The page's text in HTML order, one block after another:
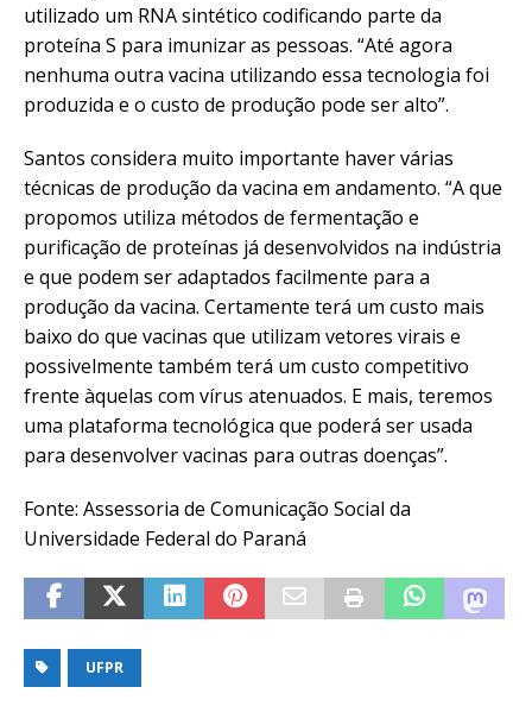
utilizado um RNA sintético codificando parte da
proteína S para imunizar as pessoas. “Até agora
nenhuma outra vacina utilizando essa tecnologia foi
produzida e o custo de produção pode ser alto”.
Santos considera muito importante haver várias
técnicas de produção da vacina em andamento. “A que
propomos utiliza métodos de fermentação e
purificação de proteínas já desenvolvidos na indústria
e que podem ser adaptados facilmente para a
produção da vacina. Certamente terá um custo mais
baixo do que vacinas que utilizam vetores virais e
possivelmente também terá um custo competitivo
frente àquelas com vírus atenuados. E mais, teremos
uma plataforma tecnológica que poderá ser usada
para desenvolver vacinas para outras doenças”.
Fonte: Assessoria de Comunicação Social da
Universidade Federal do Paraná
UFPR